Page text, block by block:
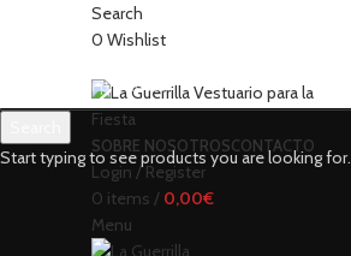
Search
0 Wishlist
SOBRE NOSOTROSCONTACTO
Login / Register
0 items / 0,00€
Menu
Start typing to see products you are looking for.